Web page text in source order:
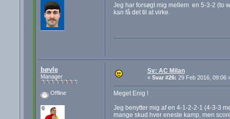
Jeg har forsøgt mig mellem en 5-3-2 (to
kan få det til at virke.
bøvle
Manager
Offline
Sv: AC Milan
« Svar #26: 29 Feb 2016, 09:06
Meget Enig !
Jeg benytter mig af en 4-1-2-2-1 (4-3-3
mange skud hver eneste kamp, men